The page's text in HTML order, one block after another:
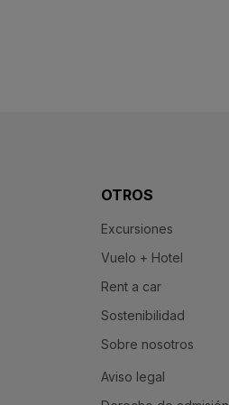
OTROS
Excursiones
Vuelo + Hotel
Rent a car
Sostenibilidad
Sobre nosotros
Aviso legal